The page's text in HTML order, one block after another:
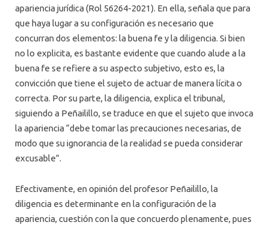
apariencia jurídica (Rol 56264-2021). En ella, señala que para
que haya lugar a su configuración es necesario que
concurran dos elementos: la buena fe y la diligencia. Si bien
no lo explicita, es bastante evidente que cuando alude a la
buena fe se refiere a su aspecto subjetivo, esto es, la
convicción que tiene el sujeto de actuar de manera lícita o
correcta. Por su parte, la diligencia, explica el tribunal,
siguiendo a Peñailillo, se traduce en que el sujeto que invoca
la apariencia “debe tomar las precauciones necesarias, de
modo que su ignorancia de la realidad se pueda considerar
excusable”.
Efectivamente, en opinión del profesor Peñailillo, la
diligencia es determinante en la configuración de la
apariencia, cuestión con la que concuerdo plenamente, pues